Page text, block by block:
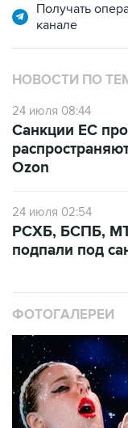
Получать
канале
НОВОСТИ ПО
24 июля 08:44
Санкции ЕС
Ozon
24 июля 02:54
РСХБ, БСПБ,
подпали под
ФОТОГАЛЕРЕИ